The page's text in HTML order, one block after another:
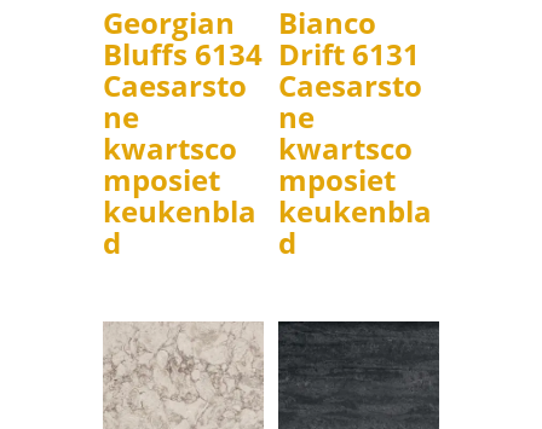
Georgian
Bluffs 6134
Caesarsto
ne
kwartsco
mposiet
keukenbla
d
Bianco
Drift 6131
Caesarsto
ne
kwartsco
mposiet
keukenbla
d